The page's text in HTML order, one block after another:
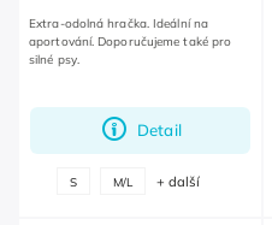
Detail
Extra-odolná hračka. Ideální na
aportování. Doporučujeme také pro
silné psy.
S M/L + další